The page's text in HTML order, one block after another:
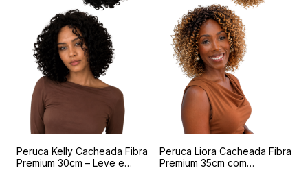
Peruca Kelly Cacheada Fibra
Premium 30cm – Leve e
Peruca Liora Cacheada Fibra
Premium 35cm com